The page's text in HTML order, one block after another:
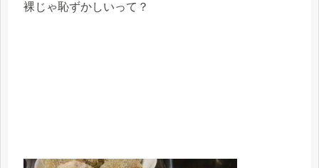
裸じゃ恥ずかしいって？